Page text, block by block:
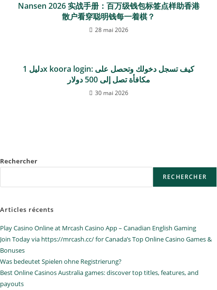
Nansen 2026 实战手册：百万级钱包标签点样助香港
散户看穿聪明钱每一着棋？
28 mai 2026
دليل 1x koora login: كيف تسجل دخولك وتحصل على
مكافأة تصل إلى 500 دولار
30 mai 2026
Rechercher
RECHERCHER
Articles récents
Play Casino Online at Mrcash Casino App – Canadian English Gaming
Join Today via https://mrcash.cc/ for Canada’s Top Online Casino Games &
Bonuses
Was bedeutet Spielen ohne Registrierung?
Best Online Casinos Australia games: discover top titles, features, and
payouts